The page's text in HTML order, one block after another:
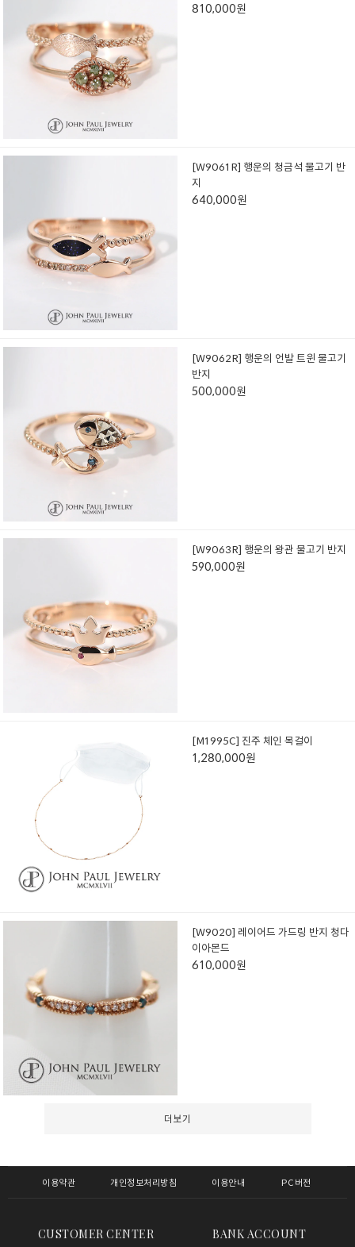
810,000원
[W9061R] 행운의 청금석 물고기 반
지
640,000원
[W9062R] 행운의 언발 트윈 물고기
반지
500,000원
[W9063R] 행운의 왕관 물고기 반지
590,000원
[M1995C] 진주 체인 목걸이
1,280,000원
[W9020] 레이어드 가드링 반지 청다
이아몬드
610,000원
더보기
이용약관 개인정보처리방침 이용안내 PC버전
CUSTOMER CENTER BANK ACCOUNT